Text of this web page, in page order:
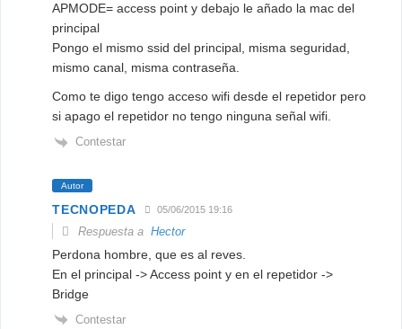
APMODE= access point y debajo le añado la mac del
principal
Pongo el mismo ssid del principal, misma seguridad,
mismo canal, misma contraseña.
Como te digo tengo acceso wifi desde el repetidor pero
si apago el repetidor no tengo ninguna señal wifi.
Contestar
Autor
TECNOPEDA 05/06/2015 19:16
Respuesta aHector
Perdona hombre, que es al reves.
En el principal -> Access point y en el repetidor ->
Bridge
Contestar